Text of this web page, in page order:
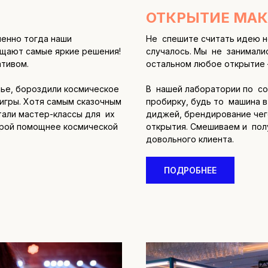
тогда наши
самые яркие решения!
бороздили космическое
Хотя самым сказочным
мастер-классы для их
помощнее космической
ОТКРЫТИЕ
Не спешите считать идею
случалось. Мы не
остальном любое
В нашей лаборатории по
пробирку, будь то машина
диджей, брендирование
открытия. Смешиваем и
довольного клиента.
ПОДРОБНЕЕ